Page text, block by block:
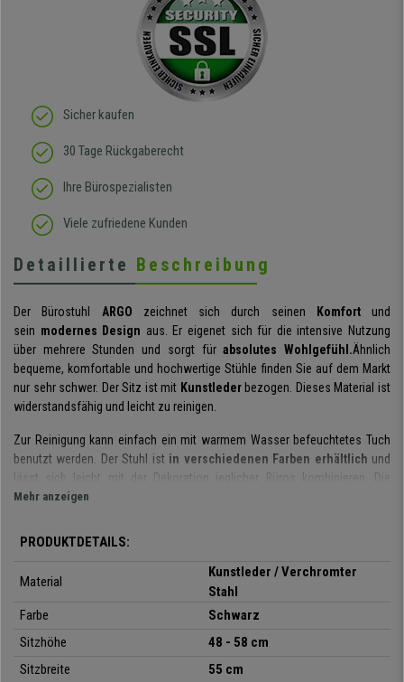
Sicher kaufen
30 Tage Rückgaberecht
Ihre Bürospezialisten
Viele zufriedene Kunden
Detaillierte Beschreibung
Der Bürostuhl ARGO zeichnet sich durch seinen Komfortund
sein modernes Design aus. Er eigenet sich für die intensive Nutzung
über mehrere Stunden und sorgt fürabsolutes Wohlgefühl.Ähnlich
bequeme, komfortable und hochwertige Stühle finden Sie auf dem Markt
nur sehr schwer. Der Sitz ist mit Kunstlederbezogen. Dieses Material ist
widerstandsfähig und leicht zu reinigen.
Zur Reinigung kann einfach ein mit warmem Wasser befeuchtetes Tuch
benutzt werden. Der Stuhl ist in verschiedenen Farben erhältlich und
lässt sich leicht mit der Dekoration jeglicher Büros kombinieren. Die
Rückenlehne kann
macht den Stuhl flexibel, sodass er sich den individuellen Bedürfnissen
Zusätzlich verfügt der ARGO über eineausziehbare Fußablage.
ebenfalls
und sorgt für mehr Komfort. Damit ist
Nacken werden somit optimal gestützt.
Mehr anzeigen
PRODUKTDETAILS:
Material
Kunstleder / Verchromter
Stahl
Farbe
Schwarz
Sitzhöhe
48 - 58 cm
Sitzbreite
55 cm